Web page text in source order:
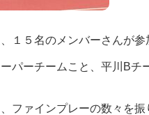
１５名のメンバーさんが参
パーチームこと、平川Bチ
ファインプレーの数々を